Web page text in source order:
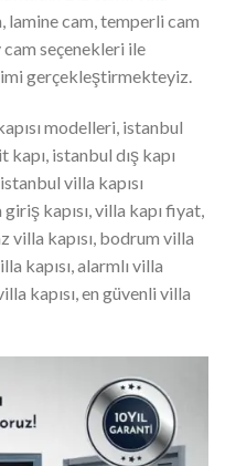
lamine cam, temperli cam
seçenekleri ile
gerçekleştirmekteyiz.
modelleri, istanbul
istanbul dış kapı
villa kapısı
kapısı, villa kapı fiyat,
villa kapısı, bodrum villa
kapısı, alarmlı villa
kapısı, en güvenli villa